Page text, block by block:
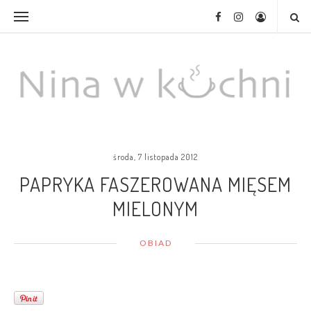
środa, 7 listopada 2012
PAPRYKA FASZEROWANA MIĘSEM
MIELONYM
OBIAD